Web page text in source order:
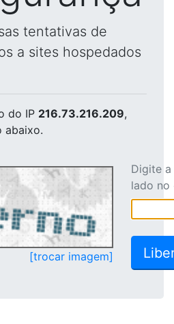
tentativas de
a sites hospedados
do IP 216.73.216.209,
abaixo.
[trocar imagem]
Digite
lado no